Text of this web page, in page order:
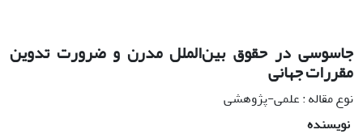
جاسوسی در حقوق بین‌الملل مدرن و ضرورت تدوین
مقررات جهانی
نوع مقاله : علمی-پژوهشی
نویسنده